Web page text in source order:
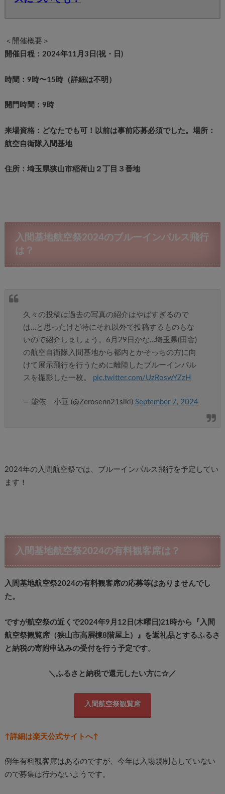
＜開催概要＞
開催日程：2024年11月3日(祝・日)
時間：9時〜15時（詳細は不明）
開門時間：9時
来場資格：どなたでも可！以前は事前応募必須でした。 場所：
航空自衛隊入間基地
住所：埼玉県狭山市稲荷山２丁目３番地
入間基地航空祭2024のブルーインパルス飛行
は？
久々の投稿は過去の写真の紹介はやばすぎるので
は…と思ったけど特にそれ以外で投稿するものもな
いので紹介しましょう。6月29日かな…埼玉県(田舎)
の航空自衛隊入間基地から都内とかそっちの方に向
けて展示飛行を行うために離陸したブルーインパル
スを撮影した一枚。 pic.twitter.com/UzRoswYZzH
— 能依 小豆 (@Zerosenn21siki)September 7, 2024
2024年の入間航空祭では、ブルーインパルス飛行を予定してい
ます！
入間基地航空祭2024の有料観客席は？
入間基地航空祭2024の有料観客席の応募等はありませんでし
た。
ですが航空祭の近くで2024年9月12日(木曜日)21時から『入間
航空祭観覧席（狭山市高層棟8階屋上）』を返礼品とするふるさ
と納税の寄附申込みの受付を行う予定です。
＼ふるさと納税で還元したい方に☆／
入間航空祭観覧席
↑詳細は楽天公式サイトへ↑
例年有料観客席はあるのですが、今年は入場規制もしていない
ので募集は行わないようです。